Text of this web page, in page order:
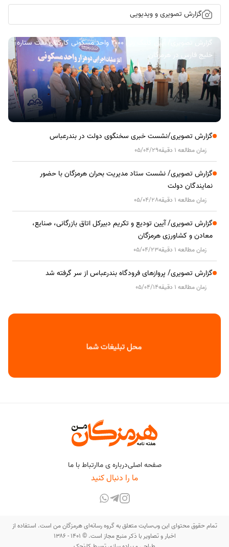
گزارش تصویری و ویدیویی
گزارش تصویری/ آیین کلنگ زنی ۲۰۰۰ واحد مسکونی کارکنان نفت ستاره
خلیج فارس در هرمزگان
گزارش تصویری/نشست خبری سخنگوی دولت در بندرعباس
زمان مطالعه 1 دقیقه 05/04/29
گزارش تصویری/ نشست ستاد مدیریت بحران هرمزگان با حضور
نمایندگان دولت
زمان مطالعه 1 دقیقه 05/04/28
گزارش تصویری/ آیین تودیع و تکریم دبیرکل اتاق بازرگانی، صنایع،
معادن و کشاورزی هرمزگان
زمان مطالعه 1 دقیقه 05/04/23
گزارش تصویری/ پروازهای فرودگاه بندرعباس از سر گرفته شد
زمان مطالعه 1 دقیقه 05/04/14
صفحه اصلیدرباره ی ماارتباط با ما
ما را دنبال کنید
تمام حقوق محتوای این وب‌سایت متعلق به گروه رسانه‌ای هرمزگان من است. استفاده از
اخبار و تصاویر با ذکر منبع مجاز است. © ۱۴۰۱ - ۱۳۸۶